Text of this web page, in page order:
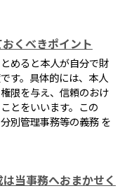
くべきポイント
めると本人が自分で財
す。具体的には、本人
限を与え、信頼のおけ
とをいいます。この
別管理事務等の義務 を
当事務へおまかせく